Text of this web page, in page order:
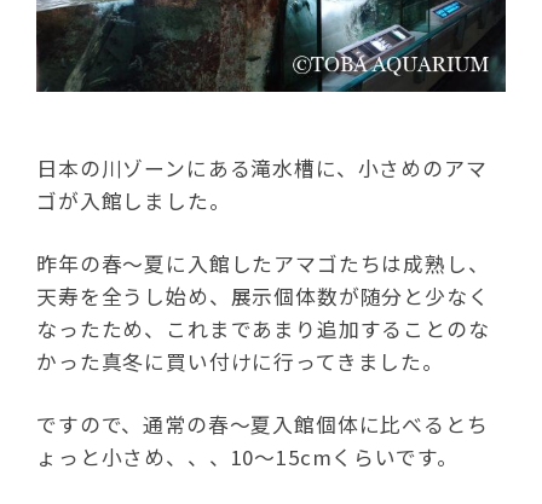
日本の川ゾーンにある滝水槽に、小さめのアマ
ゴが入館しました。
昨年の春～夏に入館したアマゴたちは成熟し、
天寿を全うし始め、展示個体数が随分と少なく
なったため、これまであまり追加することのな
かった真冬に買い付けに行ってきました。
ですので、通常の春～夏入館個体に比べるとち
ょっと小さめ、、、10～15cmくらいです。